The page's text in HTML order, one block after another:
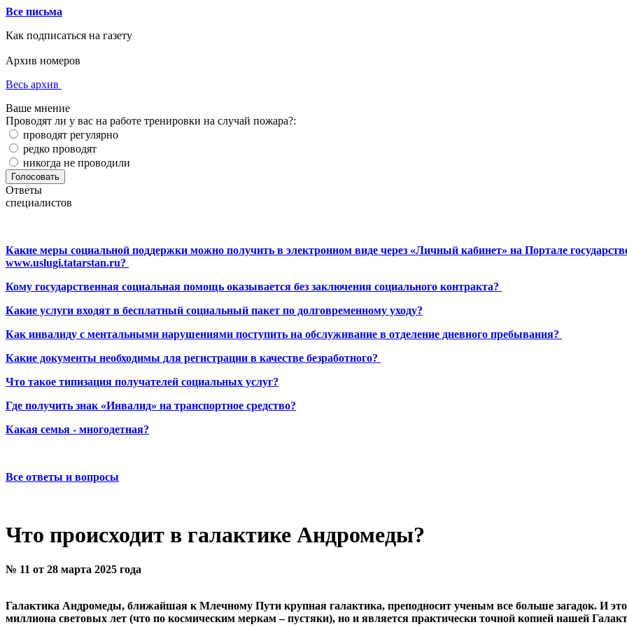
Все письма
Как подписаться на газету
Архив номеров
Весь архив
Ваше мнение
Проводят ли у вас на работе тренировки на случай пожара?:
проводят регулярно
редко проводят
никогда не проводили
Ответы
специалистов
Какие меры социальной поддержки можно получить в электронном виде через «Личный кабинет» на Портале
www.uslugi.tatarstan.ru?
Кому государственная социальная помощь оказывается без заключения социального контракта?
Какие услуги входят в бесплатный социальный пакет по долговременному уходу?
Как инвалиду с ментальными нарушениями поступить на обслуживание в отделение дневного пребывания?
Какие документы необходимы для регистрации в качестве безработного?
Что такое типизация получателей социальных услуг?
Где получить знак «Инвалид» на транспортное средство?
Какая семья - многодетная?
Все ответы и вопросы
Что происходит в галактике Андромеды?
№ 11 от 28 марта 2025 года
Галактика Андромеды, ближайшая к Млечному Пути крупная галактика, преподносит ученым все больше загадок. И
миллиона световых лет (что по космическим меркам – пустяки), но и является практически точной копией нашей